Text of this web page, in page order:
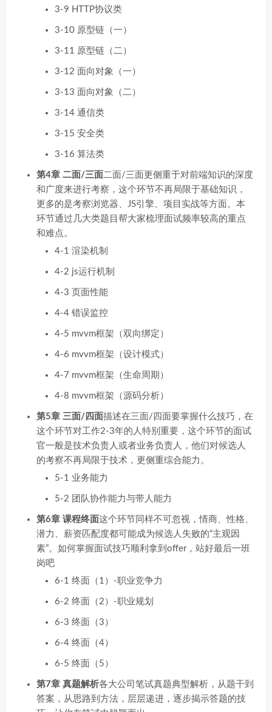
3-9 HTTP协议类
3-10 原型链（一）
3-11 原型链（二）
3-12 面向对象（一）
3-13 面向对象（二）
3-14 通信类
3-15 安全类
3-16 算法类
第4章 二面/三面二面/三面更侧重于对前端知识的深度
和广度来进行考察，这个环节不再局限于基础知识，
更多的是考察浏览器、JS引擎、项目实战等方面。本
环节通过几大类题目帮大家梳理面试频率较高的重点
和难点。
4-1 渲染机制
4-2 js运行机制
4-3 页面性能
4-4 错误监控
4-5 mvvm框架（双向绑定）
4-6 mvvm框架（设计模式）
4-7 mvvm框架（生命周期）
4-8 mvvm框架（源码分析）
第5章 三面/四面描述在三面/四面要掌握什么技巧，在
这个环节对工作2-3年的人特别重要，这个环节的面试
官一般是技术负责人或者业务负责人，他们对候选人
的考察不再局限于技术，更侧重综合能力。
5-1 业务能力
5-2 团队协作能力与带人能力
第6章 课程终面这个环节同样不可忽视，情商、性格、
潜力、薪资匹配度都可能成为候选人失败的“主观因
素”。如何掌握面试技巧顺利拿到offer，站好最后一班
岗吧
6-1 终面（1）-职业竞争力
6-2 终面（2）-职业规划
6-3 终面（3）
6-4 终面（4）
6-5 终面（5）
第7章 真题解析各大公司笔试真题典型解析，从题干到
答案，从思路到方法，层层递进，逐步揭示答题的技